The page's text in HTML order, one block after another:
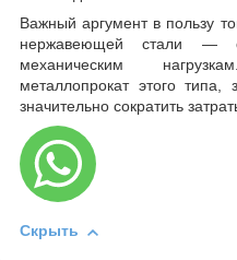
Важный аргумент в пользу
нержавеющей стали —
механическим
металлопрокат этого типа,
значительно сократить
Скрыть